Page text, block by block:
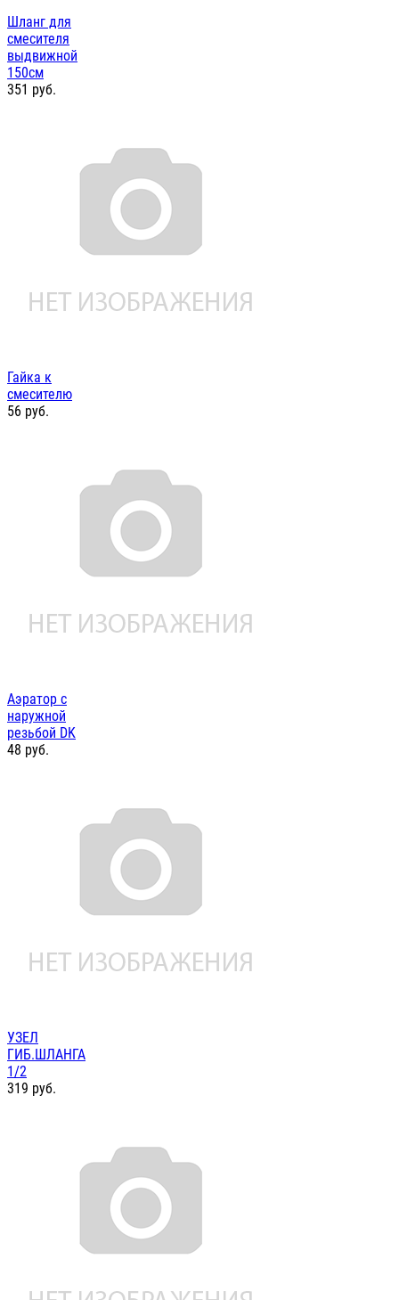
Шланг для
смесителя
выдвижной
150см
351 руб.
Гайка к
смесителю
56 руб.
Аэратор с
наружной
резьбой DK
48 руб.
УЗЕЛ
ГИБ.ШЛАНГА
1/2
319 руб.